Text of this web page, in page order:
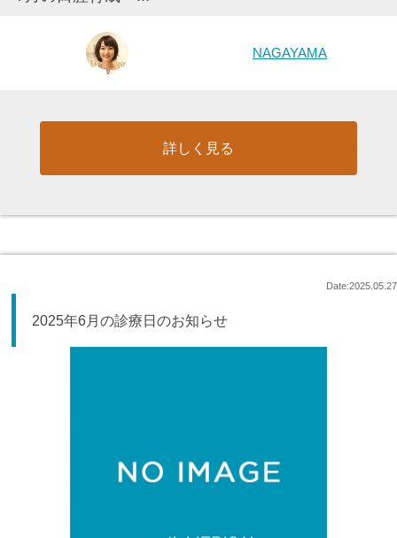
NAGAYAMA
詳しく見る
Date:2025.05.27
2025年6月の診療日のお知らせ